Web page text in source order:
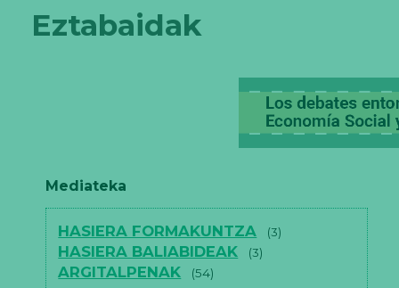
Eztabaidak
Mediateka
HASIERA FORMAKUNTZA (3)
HASIERA BALIABIDEAK (3)
ARGITALPENAK
(54)